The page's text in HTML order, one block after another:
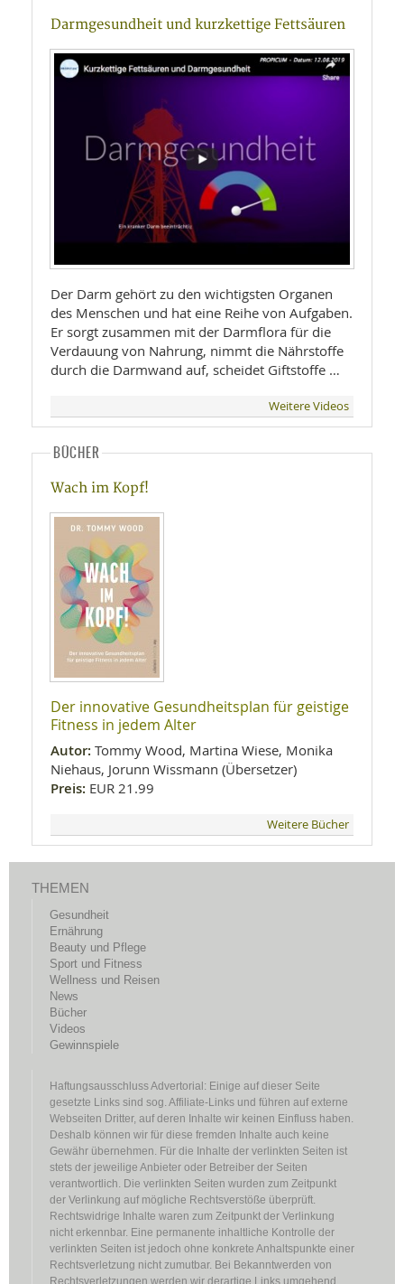
Darmgesundheit und kurzkettige Fettsäuren
Der Darm gehört zu den wichtigsten Organen
des Menschen und hat eine Reihe von Aufgaben.
Er sorgt zusammen mit der Darmflora für die
Verdauung von Nahrung, nimmt die Nährstoffe
durch die Darmwand auf, scheidet Giftstoffe …
Weitere Videos
BÜCHER
Wach im Kopf!
Der innovative Gesundheitsplan für geistige
Fitness in jedem Alter
Autor: Tommy Wood, Martina Wiese, Monika
Niehaus, Jorunn Wissmann (Übersetzer)
Preis: EUR 21.99
Weitere Bücher
THEMEN
Gesundheit
Ernährung
Beauty und Pflege
Sport und Fitness
Wellness und Reisen
News
Bücher
Videos
Gewinnspiele
Haftungsausschluss Advertorial: Einige auf dieser Seite
gesetzte Links sind sog. Affiliate-Links und führen auf externe
Webseiten Dritter, auf deren Inhalte wir keinen Einfluss haben.
Deshalb können wir für diese fremden Inhalte auch keine
Gewähr übernehmen. Für die Inhalte der verlinkten Seiten ist
stets der jeweilige Anbieter oder Betreiber der Seiten
verantwortlich. Die verlinkten Seiten wurden zum Zeitpunkt
der Verlinkung auf mögliche Rechtsverstöße überprüft.
Rechtswidrige Inhalte waren zum Zeitpunkt der Verlinkung
nicht erkennbar. Eine permanente inhaltliche Kontrolle der
verlinkten Seiten ist jedoch ohne konkrete Anhaltspunkte einer
Rechtsverletzung nicht zumutbar. Bei Bekanntwerden von
Rechtsverletzungen werden wir derartige Links umgehend